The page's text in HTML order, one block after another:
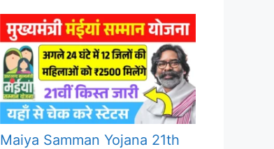
Maiya Samman Yojana 21th